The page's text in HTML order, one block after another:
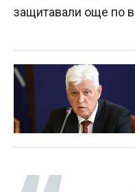
защитавали още по